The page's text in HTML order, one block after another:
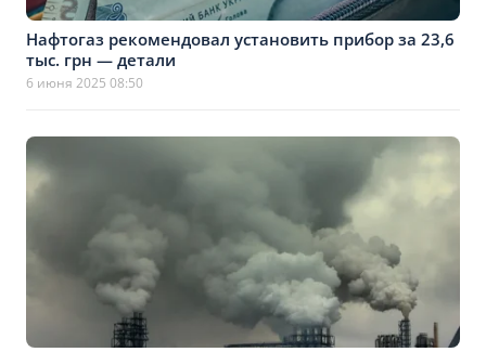
Нафтогаз рекомендовал установить прибор за 23,6
тыс. грн — детали
6 июня 2025 08:50